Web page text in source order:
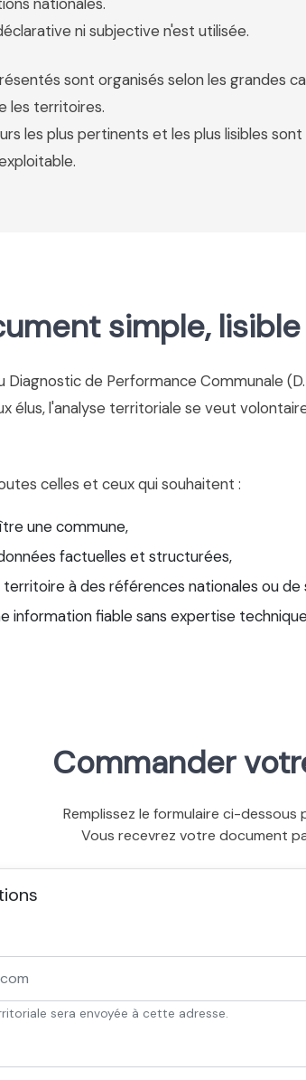
ni subjective n'est utilisée.
sont organisés selon les grandes
les territoires.
les plus pertinents et les plus lisibles
simple,
de Performance Communale
élus, l'analyse territoriale se veut
celles et ceux qui souhaitent :
une commune,
factuelles et structurées,
à des références nationales ou de
information fiable sans expertise
Commander
Remplissez le formulaire ci-
Vous recevrez votre document
sera envoyée à cette adresse.